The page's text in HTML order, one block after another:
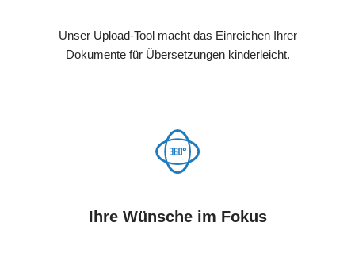
Unser Upload-Tool macht das Einreichen Ihrer
Dokumente für Übersetzungen kinderleicht.
Ihre Wünsche im Fokus